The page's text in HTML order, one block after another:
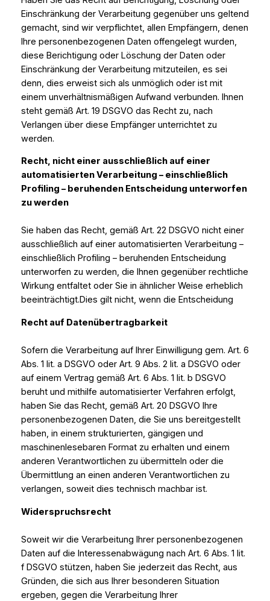
Einschränkung der Verarbeitung gegenüber uns geltend
gemacht, sind wir verpflichtet, allen Empfängern, denen
Ihre personenbezogenen Daten offengelegt wurden,
diese Berichtigung oder Löschung der Daten oder
Einschränkung der Verarbeitung mitzuteilen, es sei
denn, dies erweist sich als unmöglich oder ist mit
einem unverhältnismäßigen Aufwand verbunden. Ihnen
steht gemäß Art. 19 DSGVO das Recht zu, nach
Verlangen über diese Empfänger unterrichtet zu
werden.
Recht, nicht einer ausschließlich auf einer
automatisierten Verarbeitung – einschließlich
Profiling – beruhenden Entscheidung unterworfen
zu werden
Sie haben das Recht, gemäß Art. 22 DSGVO nicht einer
ausschließlich auf einer automatisierten Verarbeitung –
einschließlich Profiling – beruhenden Entscheidung
unterworfen zu werden, die Ihnen gegenüber rechtliche
Wirkung entfaltet oder Sie in ähnlicher Weise erheblich
beeinträchtigt.Dies gilt nicht, wenn die Entscheidung
Recht auf Datenübertragbarkeit
Sofern die Verarbeitung auf Ihrer Einwilligung gem. Art. 6
Abs. 1 lit. a DSGVO oder Art. 9 Abs. 2 lit. a DSGVO oder
auf einem Vertrag gemäß Art. 6 Abs. 1 lit. b DSGVO
beruht und mithilfe automatisierter Verfahren erfolgt,
haben Sie das Recht, gemäß Art. 20 DSGVO Ihre
personenbezogenen Daten, die Sie uns bereitgestellt
haben, in einem strukturierten, gängigen und
maschinenlesebaren Format zu erhalten und einem
anderen Verantwortlichen zu übermitteln oder die
Übermittlung an einen anderen Verantwortlichen zu
verlangen, soweit dies technisch machbar ist.
Widerspruchsrecht
Soweit wir die Verarbeitung Ihrer personenbezogenen
Daten auf die Interessenabwägung nach Art. 6 Abs. 1 lit.
f DSGVO stützen, haben Sie jederzeit das Recht, aus
Gründen, die sich aus Ihrer besonderen Situation
ergeben, gegen die Verarbeitung Ihrer